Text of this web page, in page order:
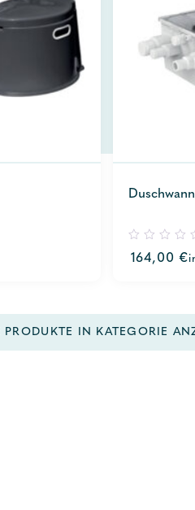
out
164,00€
PRODUKTE IN KATEGORIE